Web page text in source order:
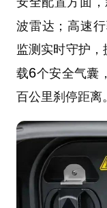
波雷达；高速
监测实时守护
载6个安全气囊，
百公里刹停距离。